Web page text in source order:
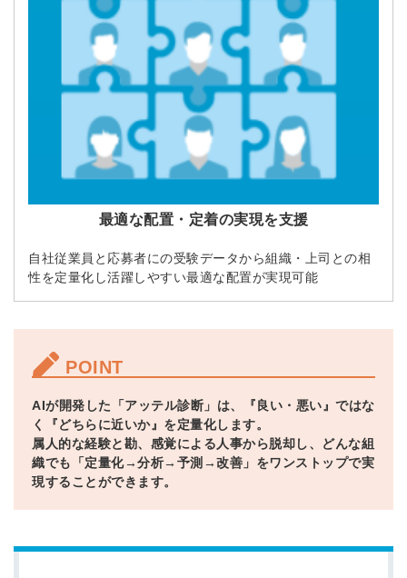
最適な配置・定着の実現を支援
自社従業員と応募者にの受験データから組織・上司との相
性を定量化し活躍しやすい最適な配置が実現可能
POINT
AIが開発した「アッテル診断」は、『良い・悪い』ではな
く『どちらに近いか』を定量化します。
属人的な経験と勘、感覚による人事から脱却し、どんな組
織でも「定量化→分析→予測→改善」をワンストップで実
現することができます。